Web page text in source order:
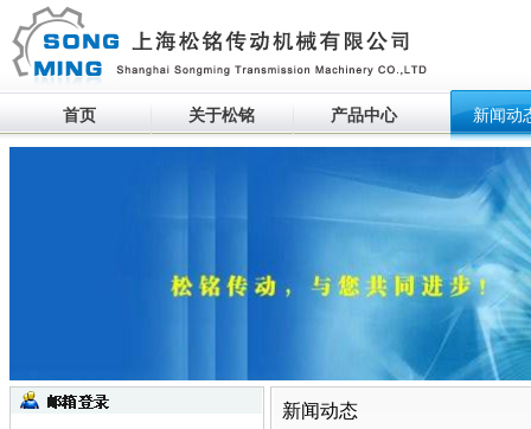
首页 关于松铭 产品中心 新闻动
新闻动态